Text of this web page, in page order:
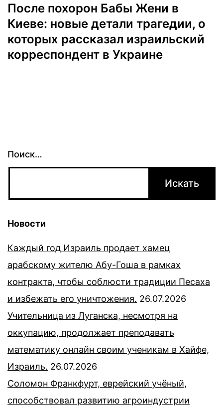
После похорон Бабы Жени в
Киеве: новые детали трагедии, о
которых рассказал израильский
корреспондент в Украине
Поиск…
Новости
Каждый год Израиль продает хамец
арабскому жителю Абу-Гоша в рамках
контракта, чтобы соблюсти традиции Песаха
и избежать его уничтожения. 26.07.2026
Учительница из Луганска, несмотря на
оккупацию, продолжает преподавать
математику онлайн своим ученикам в Хайфе,
Израиль. 26.07.2026
Соломон Франкфурт, еврейский учёный,
способствовал развитию агроиндустрии